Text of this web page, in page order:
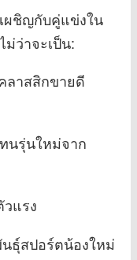
ผชิญกับคู่แข่งใน
ว่าจะเป็น:
ลาสสิกขายดี
นรุ่นใหม่จาก
แรง
ธุ์สปอร์ตน้องใหม่